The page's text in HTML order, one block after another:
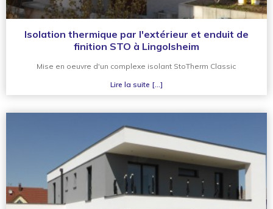
Isolation thermique par l'extérieur et enduit de
finition STO à Lingolsheim
Mise en oeuvre d'un complexe isolant StoTherm Classic
Lire la suite [...]